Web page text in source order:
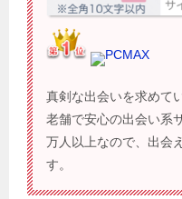
PCMAX
真剣な出会いを求めて
老舗で安心の出会い系
万人以上なので、出会
す。